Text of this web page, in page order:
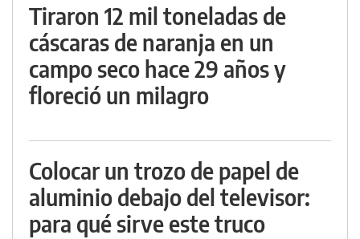
Tiraron 12 mil toneladas de
cáscaras de naranja en un
campo seco hace 29 años y
floreció un milagro
Colocar un trozo de papel de
aluminio debajo del televisor:
para qué sirve este truco